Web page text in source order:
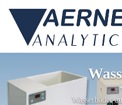
content
Wasserbäder